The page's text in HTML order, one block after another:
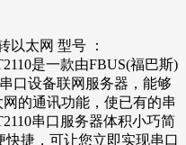
以太网 型号 ：
是一款由FBUS(福巴斯)
口设备联网服务器，能够
网的通讯功能，使已有的串
串口服务器体积小巧简
捷，可让您立即实现串口